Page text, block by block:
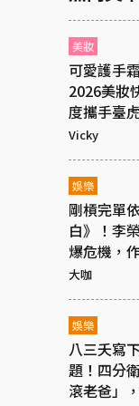
美妝
可愛護手
2026美妝
度攜手臺
Vicky
娛樂
剛槓完單
白》！李
爆危機，
抹去
大咖
娛樂
八三夭寫
題！四分
滾老爸」